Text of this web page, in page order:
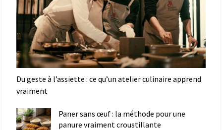
Du geste à l’assiette : ce qu’un atelier culinaire apprend
vraiment
Paner sans œuf : la méthode pour une
panure vraiment croustillante